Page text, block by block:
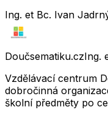
Ing. et Bc. Ivan
Doučsematiku.czIng.
Vzdělávací centrum
dobročinná
školní předměty po